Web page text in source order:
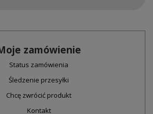
zamówienie
Status zamówienia
Śledzenie przesyłki
Chcę zwrócić produkt
Kontakt